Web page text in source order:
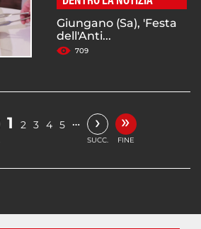
Giungano (Sa), 'Festa
dell'Anti...
709
1 2 3 4 5 … ›
SUCC.
»
FINE